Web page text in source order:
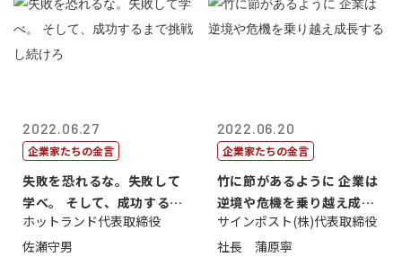
2022.06.27
企業家たちの金言
失敗を恐れるな。失敗して
学べ。 そして、成功するま
で挑戦し続...
ホットランド代表取締役
佐瀬守男
2022.06.20
企業家たちの金言
竹に節があるように 企業は
逆境や危機を乗り越え成長
する
サインポスト(株)代表取締役
社長 蒲原寧